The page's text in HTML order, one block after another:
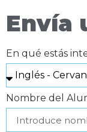
Envía
En qué estás
Nombre del